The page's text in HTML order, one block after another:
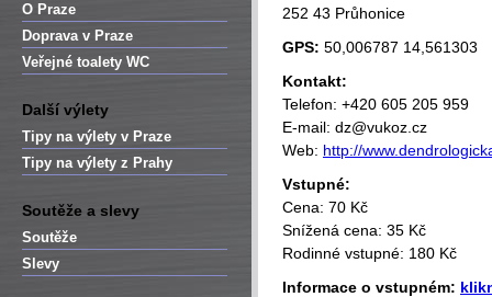
O Praze
Doprava v Praze
Veřejné toalety WC
Další výlety
Tipy na výlety v Praze
Tipy na výlety z Prahy
Soutěže a slevy
Soutěže
Slevy
252 43 Průhonice
GPS: 50,006787 14,561303
Kontakt:
Telefon: +420 605 205 959
E-mail: dz@vukoz.cz
Web: http://
Vstupné:
Cena: 70 Kč
Snížená cena: 35 Kč
Rodinné vstupné: 180 Kč
Informace o vstupném: